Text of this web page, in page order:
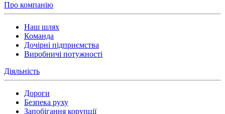
Про компанію
Наш шлях
Команда
Дочірні підприємства
Виробничі потужності
Діяльність
Дороги
Безпека руху
Запобігання корупції